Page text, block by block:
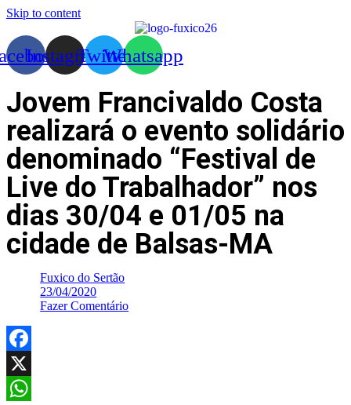
Skip to content
InstagramTwitterWhatsapp
Jovem Francivaldo Costa
realizará o evento solidário
denominado “Festival de
Live do Trabalhador” nos
dias 30/04 e 01/05 na
cidade de Balsas-MA
Fuxico do Sertão
23/04/2020
Fazer Comentário
Facebook
X